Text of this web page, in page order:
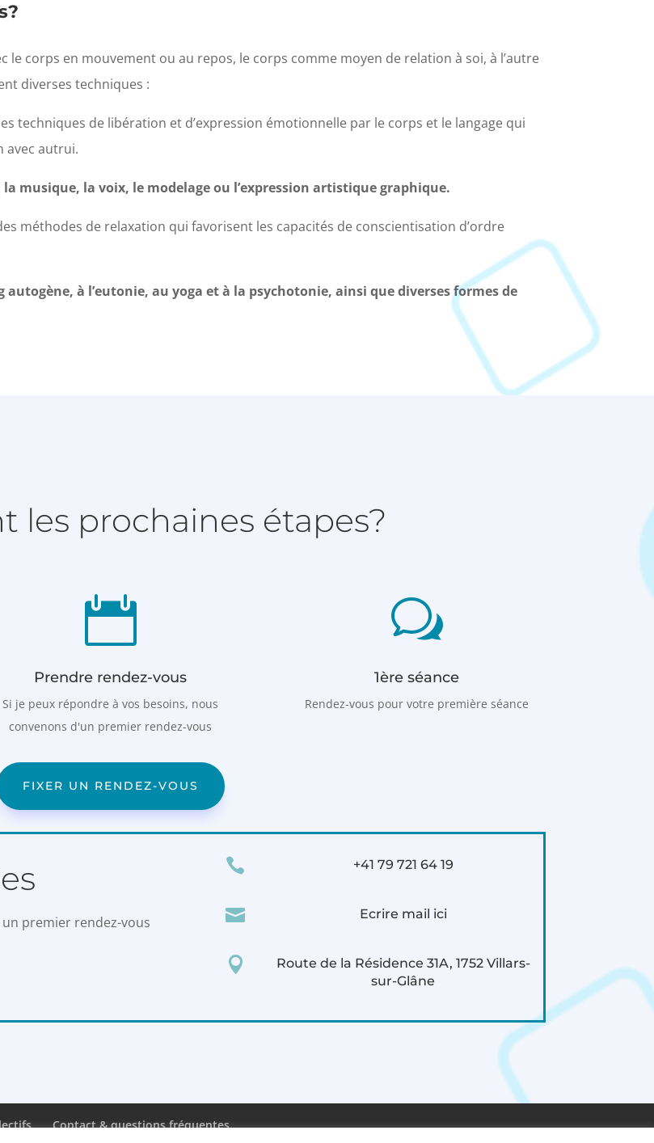
le corps en mouvement ou au repos, le corps comme moyen de relation à soi, à l’autre
diverses techniques :
techniques de libération et d’expression émotionnelle par le corps et le langage qui
avec autrui.
musique, la voix, le modelage ou l’expression artistique graphique.
méthodes de relaxation qui favorisent les capacités de conscientisation d’ordre
à l’eutonie, au yoga et à la psychotonie, ainsi que diverses formes de
les prochaines étapes?

Prendre rendez-vous
Si je peux répondre à vos besoins, nous
convenons d'un premier rendez-vous
FIXER UN RENDEZ-VOUS
w
1ère séance
Rendez-vous pour votre première séance
premier rendez-vous
 +41 79 721 64 19
 Ecrire mail ici

Route de la Résidence 31A, 1752 Villars-
sur-Glâne
Contact & questions fréquentes